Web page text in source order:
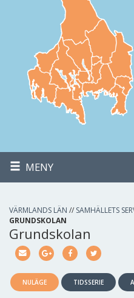
MENY
VÄRMLANDS LÄN // SAMHÄLLETS
GRUNDSKOLAN
Grundskolan
NULÄGE TIDSSERIE